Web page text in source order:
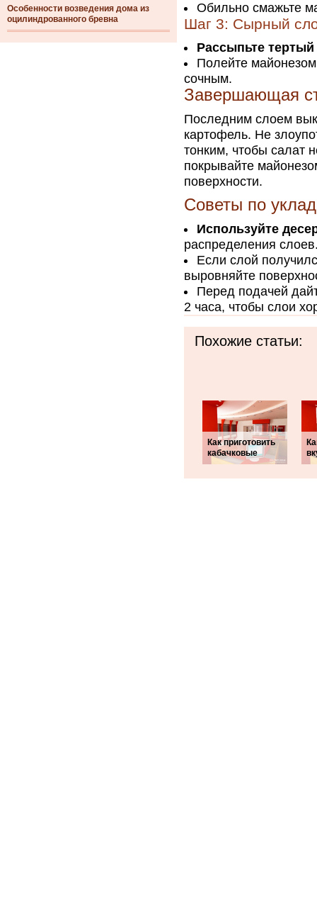
Особенности возведения дома из
оцилиндрованного бревна
Обильно смажьте
Шаг 3: Сырный
Рассыпьте
Полейте
сочным.
Завершающая
Последним слоем
картофель. Не
тонким, чтобы салат
покрывайте
поверхности.
Советы по
Используйте
распределения
Если слой
выровняйте
Перед подачей
2 часа, чтобы слои
Похожие статьи:
Как приготовить
кабачковые